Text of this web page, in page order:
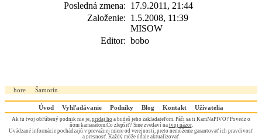
Posledná zmena: 17.9.2011, 21:44
Založenie: 1.5.2008, 11:39
MISOW
Editor: bobo
hore Šamorín
Úvod Vyhľadávanie Podniky Blog Kontakt Užívatelia
Ak tu tvoj obľúbený podnik nie je, pridaj ho a budeš jeho zakladateľom. Páči sa ti KamNaPIVO? Povedz o
ňom kamarátom.Čo zlepšiť? Sme zvedaví na tvoj názor.
Uvádzané informácie pochádzajú v prevažnej miere od verejnosti, preto nemôžeme garantovať ich pravdivosť
a presnosť. Každý môže údaje aktualizovať.